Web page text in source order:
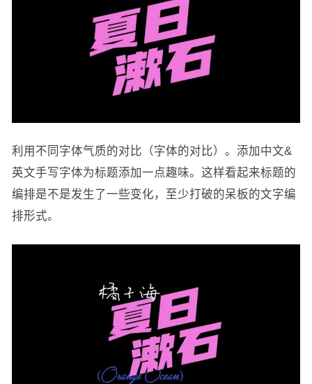
利用不同字体气质的对比（字体的对比）。添加中文&
英文手写字体为标题添加一点趣味。这样看起来标题的
编排是不是发生了一些变化，至少打破的呆板的文字编
排形式。